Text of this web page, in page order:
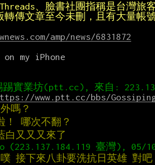
、臉書社團指稱是台灣旅
轉傳文章至今未刪，且有大量帳
amp/news/6831872
on my iPhone
www.ptt.cc/bbs/
嗎？
！ 哪次不翻？
白又又又來了
接下來八卦要洗抗日英雄 對吧